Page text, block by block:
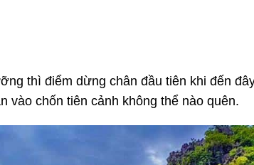
thì điểm dừng chân đầu tiên khi đến
vào chốn tiên cảnh không thể nào quên.